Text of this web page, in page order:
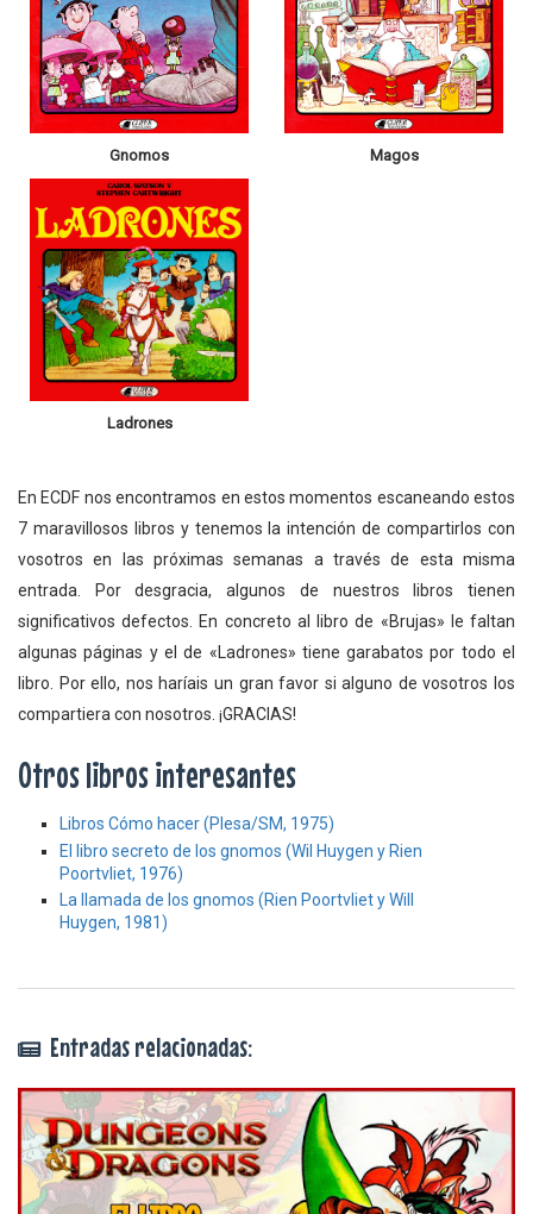
Gnomos Magos
Ladrones
En ECDF nos encontramos en estos momentos escaneando estos
7 maravillosos libros y tenemos la intención de compartirlos con
vosotros en las próximas semanas a través de esta misma
entrada. Por desgracia, algunos de nuestros libros tienen
significativos defectos. En concreto al libro de «Brujas» le faltan
algunas páginas y el de «Ladrones» tiene garabatos por todo el
libro. Por ello, nos haríais un gran favor si alguno de vosotros los
compartiera con nosotros. ¡GRACIAS!
Otros libros interesantes
Libros Cómo hacer (Plesa/SM, 1975)
El libro secreto de los gnomos (Wil Huygen y Rien
Poortvliet, 1976)
La llamada de los gnomos (Rien Poortvliet y Will
Huygen, 1981)
Entradas relacionadas: